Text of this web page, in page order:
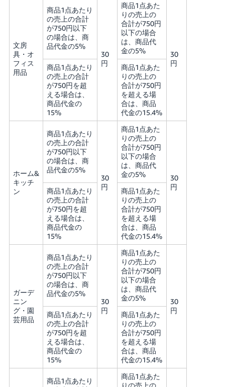
文房
具・オ
フィス
用品
商品1点あたり
の売上の合計
が750円以下
の場合は、商
品代金の5%
30
円
商品1点あた
りの売上の
合計が750円
以下の場合
は、商品代
金の5%
30
円
商品1点あたり
の売上の合計
が750円を超
える場合は、
商品代金の
15%
商品1点あた
りの売上の
合計が750円
を超える場
合は、商品
代金の15.4%
ホーム&
キッチ
ン
商品1点あたり
の売上の合計
が750円以下
の場合は、商
品代金の5%
30
円
商品1点あた
りの売上の
合計が750円
以下の場合
は、商品代
金の5%
30
円
商品1点あたり
の売上の合計
が750円を超
える場合は、
商品代金の
15%
商品1点あた
りの売上の
合計が750円
を超える場
合は、商品
代金の15.4%
ガーデ
ニン
グ・園
芸用品
商品1点あたり
の売上の合計
が750円以下
の場合は、商
品代金の5%
30
円
商品1点あた
りの売上の
合計が750円
以下の場合
は、商品代
金の5%
30
円
商品1点あたり
の売上の合計
が750円を超
える場合は、
商品代金の
15%
商品1点あた
りの売上の
合計が750円
を超える場
合は、商品
代金の15.4%
商品1点あたり
商品1点あた
りの売上の